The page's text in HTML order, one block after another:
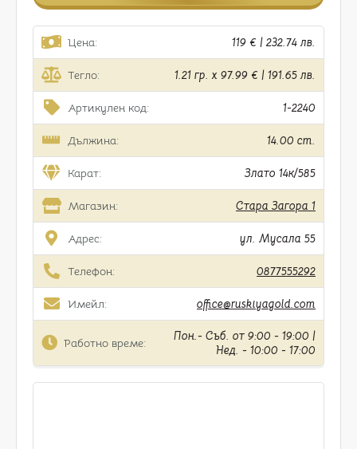
Цена: 119 € | 232.74 лв.
Тегло: 1.21 гр. x 97.99 € | 191.65 лв.
Артикулен код: 1-2240
Дължина: 14.00 cm.
Карат: Злато 14к/585
Магазин: Стара Загора 1
Адрес: ул. Мусала 55
Телефон: 0877555292
Имейл: office@ruskiyagold.com
Работно време:
Пон.- Съб. от 9:00 - 19:00 |
Нед. - 10:00 - 17:00